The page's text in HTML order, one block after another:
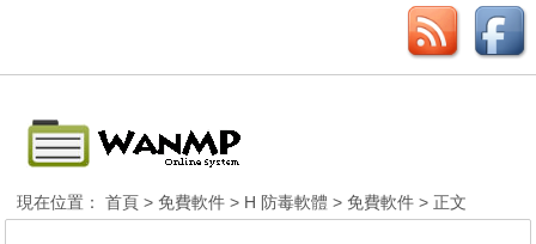
現在位置：首頁 >免費軟件 > H 防毒軟體 >免費軟件 > 正文